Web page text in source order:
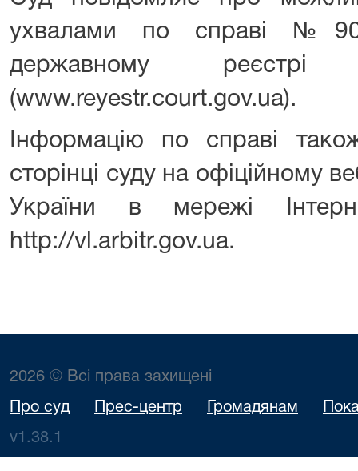
ухвалами по справі
державному
(www.reyestr.court.gov.ua).
Інформацію по справі
сторінці суду на офіційному
України в мережі
http://vl.arbitr.gov.ua.
2026 © Всі права захищені
Про суд Прес-центр Громадянам
v1.38.1